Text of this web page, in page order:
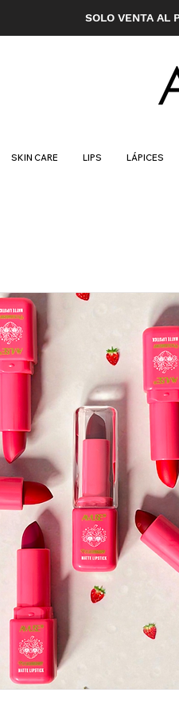
SOLO VENTA AL
SKIN CARE LIPS LÁPICES